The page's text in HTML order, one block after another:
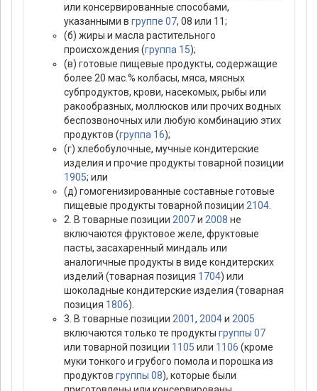
или консервированные способами,
указанными в группе 07, 08 или 11;
(б) жиры и масла растительного
происхождения (группа 15);
(в) готовые пищевые продукты, содержащие
более 20 мас.% колбасы, мяса, мясных
субпродуктов, крови, насекомых, рыбы или
ракообразных, моллюсков или прочих водных
беспозвоночных или любую комбинацию этих
продуктов (группа 16);
(г) хлебобулочные, мучные кондитерские
изделия и прочие продукты товарной позиции
1905; или
(д) гомогенизированные составные готовые
пищевые продукты товарной позиции 2104
2. В товарные позиции 2007и 2008 не
включаются фруктовое желе, фруктовые
пасты, засахаренный миндаль или
аналогичные продукты в виде кондитерских
изделий (товарная позиция 1704) или
шоколадные кондитерские изделия (товарная
позиция 1806).
3. В товарные позиции 2001, 2004и 2005
включаются только те продукты группы 07
или товарной позиции 1105 или 1106 (кроме
муки тонкого и грубого помола и порошка из
продуктов группы 08), которые были